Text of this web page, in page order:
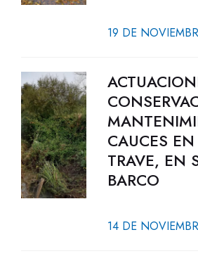
19 DE
CAUCES
TRAVE, EN
BARCO
14 DE